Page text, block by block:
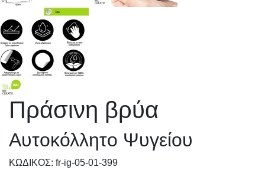
Πράσινη βρύα
Αυτοκόλλητο Ψυγείου
KΩΔΙΚΟΣ: fr-ig-05-01-399